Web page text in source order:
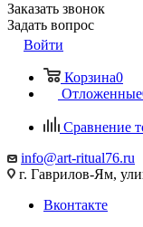
Заказать звонок
Задать вопрос
Войти
Корзина0
Отложенные
Сравнение
info@art-ritual76.ru
г. Гаврилов-Ям,
Вконтакте